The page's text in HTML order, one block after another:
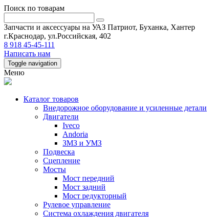
Поиск по товарам
Запчасти и аксессуары на УАЗ Патриот, Буханка, Хантер
г.Краснодар, ул.Российская, 402
8 918 45-45-111
Написать нам
Toggle navigation
Меню
Каталог товаров
Внедорожное оборудование и усиленные детали
Двигатели
Iveco
Andoria
ЗМЗ и УМЗ
Подвеска
Сцепление
Мосты
Мост передний
Мост задний
Мост редукторный
Рулевое управление
Система охлаждения двигателя